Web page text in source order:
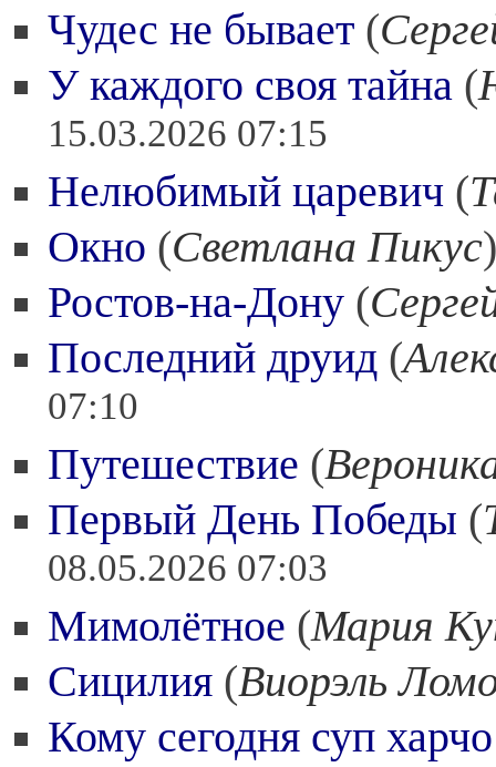
Чудес не бывает (
У каждого своя тайна (
15.03.2026 07:15
Нелюбимый царевич (
Окно (Светлана Пикус
Ростов-на-Дону (
Последний друид (
07:10
Путешествие (
Первый День Победы (
08.05.2026 07:03
Мимолётное (Мария
Сицилия (Виорэль
Кому сегодня суп харчо